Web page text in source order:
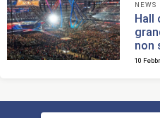
NEWS
Hall
non
10